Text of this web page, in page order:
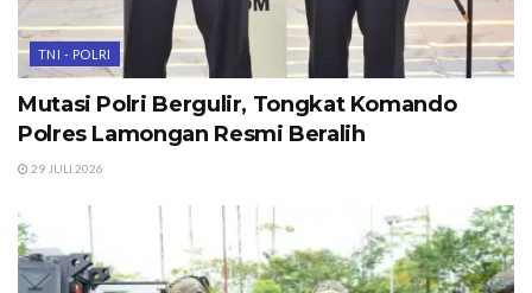
TNI - POLRI
Mutasi Polri Bergulir, Tongkat Komando
Polres Lamongan Resmi Beralih
29 JULI 2026